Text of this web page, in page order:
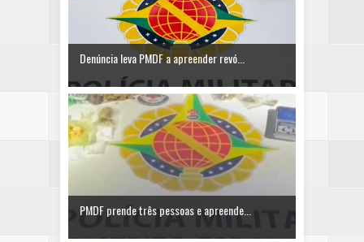
Denúncia leva PMDF a apreender revó...
PMDF prende três pessoas e apreende...